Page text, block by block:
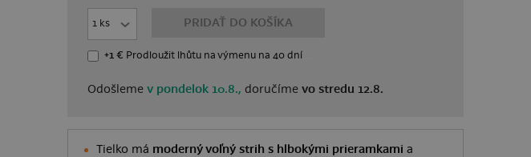
PRIDAŤ DO KOŠÍKA
+1 € Prodloužit lhůtu na výmenu na 40 dní
Odošleme v pondelok 10.8., doručíme vo stredu 12.8.
Tielko má moderný voľný strih s hlbokými prieramkami a